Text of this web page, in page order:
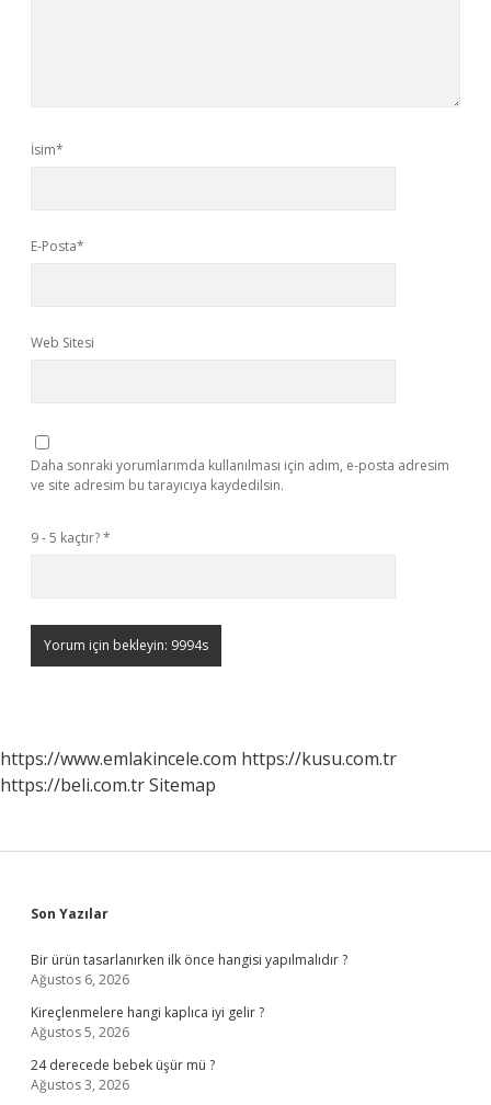
İsim*
E-Posta*
Web Sitesi
Daha sonraki yorumlarımda kullanılması için adım, e-posta adresim
ve site adresim bu tarayıcıya kaydedilsin.
9 - 5 kaçtır?*
https://www.emlakincele.com https://kusu.com.tr
https://beli.com.trSitemap
Sidebar
Son Yazılar
Bir ürün tasarlanırken ilk önce hangisi yapılmalıdır ?
Ağustos 6, 2026
Kireçlenmelere hangi kaplıca iyi gelir ?
Ağustos 5, 2026
24 derecede bebek üşür mü ?
Ağustos 3, 2026